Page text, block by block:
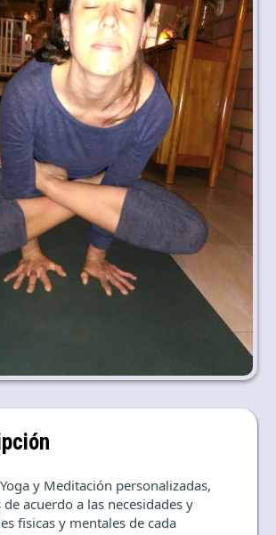
y Meditación personalizadas,
de acuerdo a las necesidades y
fisicas y mentales de cada